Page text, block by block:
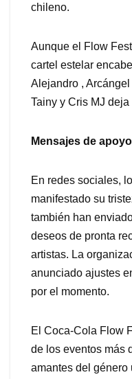
chileno.
Aunque el Flow
cartel estelar
Alejandro ,
Tainy y Cris MJ
Mensajes de
En redes sociales,
manifestado su
también han
deseos de pronta
artistas. La
anunciado ajustes
por el momento.
El Coca-Cola Flow
de los eventos más
amantes del género